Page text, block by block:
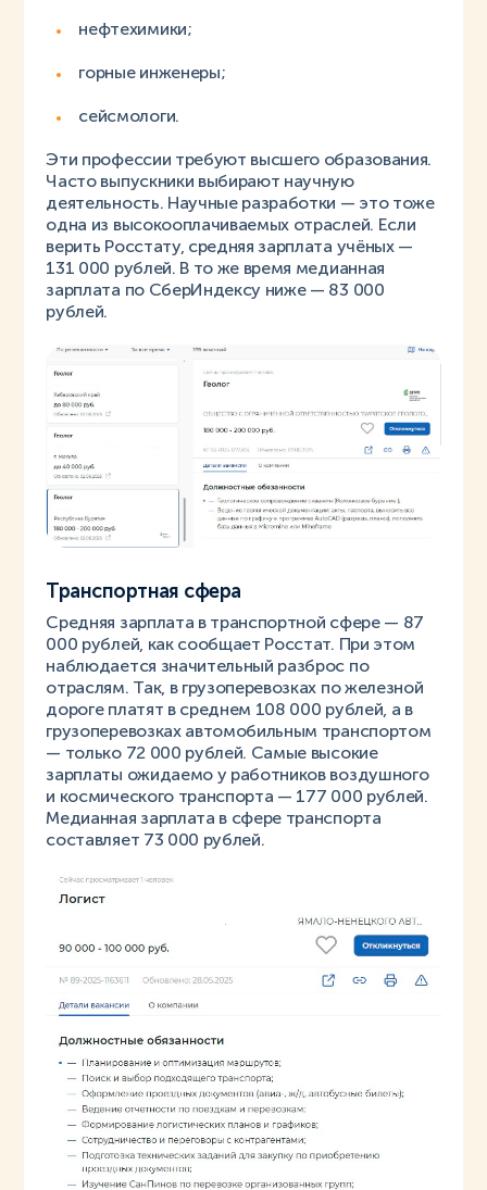
нефтехимики;
горные инженеры;
сейсмологи.
Эти профессии требуют высшего образования.
Часто выпускники выбирают научную
деятельность. Научные разработки — это тоже
одна из высокооплачиваемых отраслей. Если
верить Росстату, средняя зарплата учёных —
131 000 рублей. В то же время медианная
зарплата по СберИндексу ниже — 83 000
рублей.
Транспортная сфера
Средняя зарплата в транспортной сфере — 87
000 рублей, как сообщает Росстат. При этом
наблюдается значительный разброс по
отраслям. Так, в грузоперевозках по железной
дороге платят в среднем 108 000 рублей, а в
грузоперевозках автомобильным транспортом
— только 72 000 рублей. Самые высокие
зарплаты ожидаемо у работников воздушного
и космического транспорта — 177 000 рублей.
Медианная зарплата в сфере транспорта
составляет 73 000 рублей.